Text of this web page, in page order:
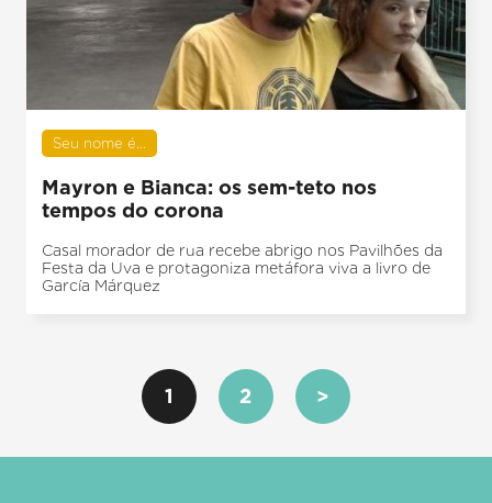
Seu nome é...
Mayron e Bianca: os sem-teto nos
tempos do corona
Casal morador de rua recebe abrigo nos Pavilhões da
Festa da Uva e protagoniza metáfora viva a livro de
García Márquez
1 2 >